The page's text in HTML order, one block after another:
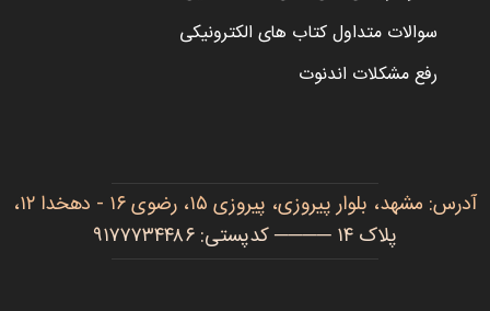
سوالات متداول کتاب های الکترونیکی
رفع مشکلات اندنوت
آدرس: مشهد، بلوار پیروزی، پیروزی ۱۵، رضوی ۱۶ - دهخدا ۱۲،
پلاک ۱۴ ──── کدپستی: ۹۱۷۷۷۳۴۴۸۶